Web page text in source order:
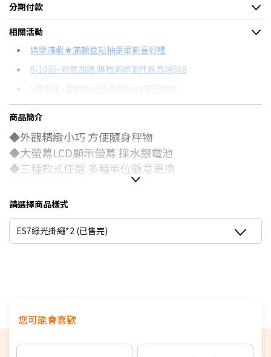
分期付款
＊實際可分期數、適用利率，請以購物車顯示為主
信用卡分期
分期數
12期
24期
每期金額
$22
$11
配合銀行/業者
相關活動
娛樂滿載★滿額登記抽豪華影音好禮
8/10前~爸氣加碼 購物滿額滿件最高送$68
8月限定~首購登記最高領$888電子禮券
台灣大哥大Open Possible聯名卡滿額最高回饋25%
電視降到底破盤
商品簡介
◆外觀精緻小巧 方便隨身秤物
◆大螢幕LCD顯示螢幕 採水銀電池
◆三種款式任選 多種單位隨意更換
請選擇商品樣式
ES7綠光掛繩*2 (已售完)
您可能會喜歡